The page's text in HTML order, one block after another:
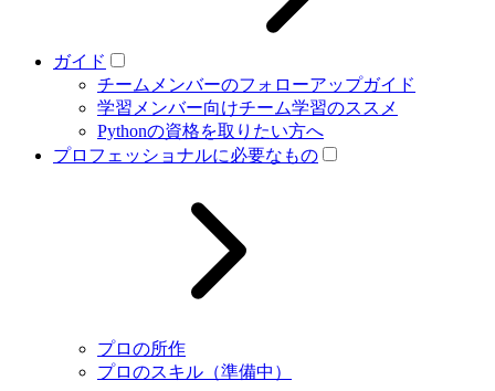
ガイド
チームメンバーのフォローアップガイド
学習メンバー向けチーム学習のススメ
Pythonの資格を取りたい方へ
プロフェッショナルに必要なもの
プロの所作
プロのスキル（準備中）